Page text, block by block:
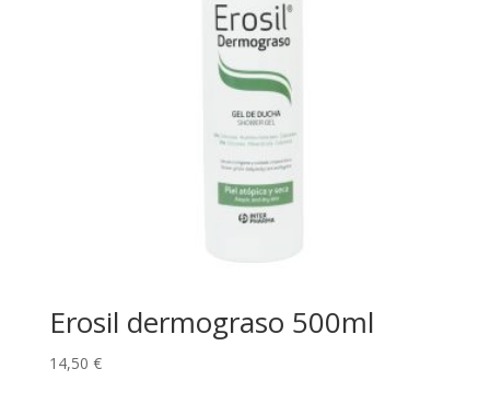
Erosil dermograso 500ml
14,50 €